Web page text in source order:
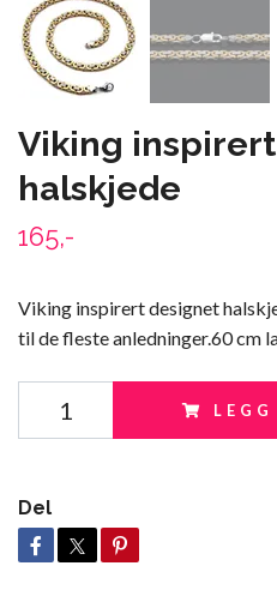
Viking
halskjede
165,-
Viking inspirert designet
til de fleste anledninger.60 cm
Del